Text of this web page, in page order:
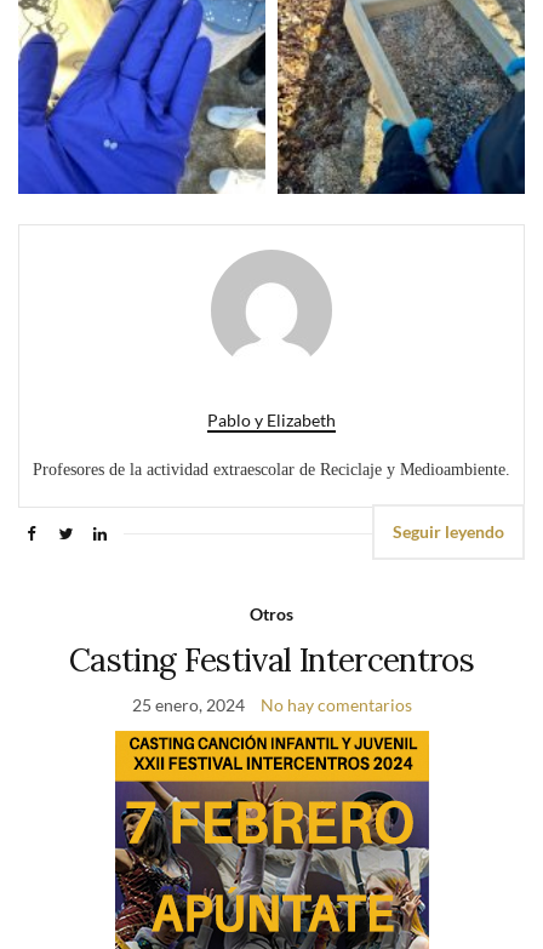
Pablo y Elizabeth
Profesores de la actividad extraescolar de Reciclaje y Medioambiente.
Seguir leyendo
Otros
Casting Festival Intercentros
25 enero, 2024 No hay comentarios